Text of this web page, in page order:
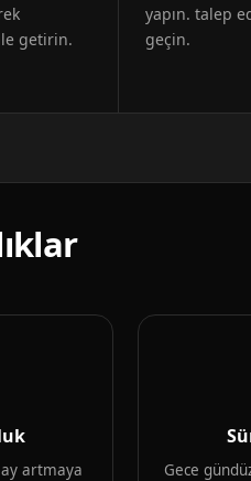
getirin.
yapın. talep
geçin.
ay artmaya
Gece